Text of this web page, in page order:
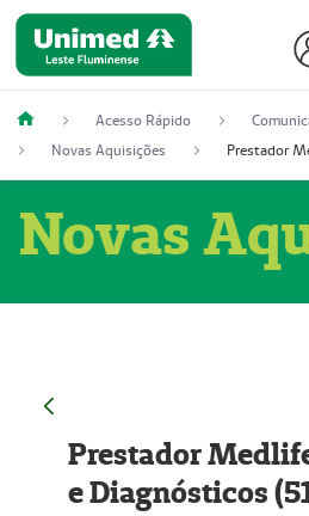
Acesso Rápido
Novas Aquisições
Novas
Prestador
e Diagnósticos